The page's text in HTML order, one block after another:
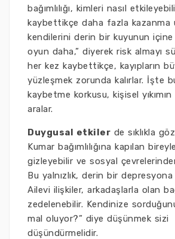
bağımlılığı, kimleri nasıl
kaybettikçe daha fazla kazanma
kendilerini derin bir kuyunun
oyun daha,” diyerek risk almayı
her kez kaybettikçe, kayıpların
yüzleşmek zorunda kalırlar. İşte
kaybetme korkusu, kişisel yıkımın
aralar.
Duygusal etkiler de sıklıkla
Kumar bağımlılığına kapılan
gizleyebilir ve sosyal
Bu yalnızlık, derin bir
Ailevi ilişkiler, arkadaşlarla olan
zedelenebilir. Kendinize
mal oluyor?” diye düşünmek sizi
düşündürmelidir.